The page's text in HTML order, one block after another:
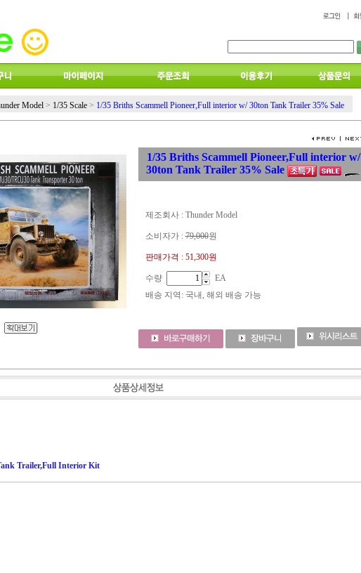
Model > 1/35 Scale > 1/35 Briths Scammell Pioneer,Full interior w/ 30ton Tank Trailer 35% Sale
1/35 Briths Scammell Pioneer,Full interior w/
30ton Tank Trailer 35% Sale
제조회사 : Thunder Model
소비자가 :79,000원
판매가격 : 51,300원
수량
EA
배송 지역 : 국내, 해외 배송 가능
Trailer,Full Interior Kit